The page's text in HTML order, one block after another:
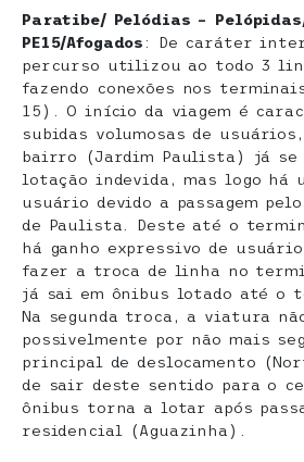
Paratibe/ Pelódias –
PE15/Afogados: De caráter
percurso utilizou ao todo 3
fazendo conexões nos
15). O início da viagem é
subidas volumosas de
bairro (Jardim Paulista) já se
lotação indevida, mas logo há
usuário devido a passagem
de Paulista. Deste até o
há ganho expressivo de
fazer a troca de linha no
já sai em ônibus lotado até o
Na segunda troca, a viatura
possivelmente por não mais
principal de deslocamento
de sair deste sentido para o
ônibus torna a lotar após
residencial (Aguazinha).